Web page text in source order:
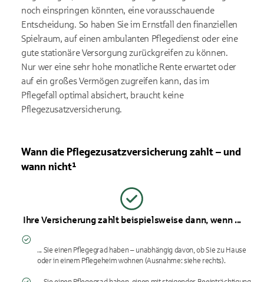
noch einspringen könnten, eine vorausschauende
Entscheidung. So haben Sie im Ernstfall den finanziellen
Spielraum, auf einen ambulanten Pflegedienst oder eine
gute stationäre Versorgung zurückgreifen zu können.
Nur wer eine sehr hohe monatliche Rente erwartet oder
auf ein großes Vermögen zugreifen kann, das im
Pflegefall optimal absichert, braucht keine
Pflegezusatzversicherung.
Wann die Pflegezusatzversicherung zahlt – und
wann nicht¹
Ihre Versicherung zahlt beispielsweise dann, wenn ...
... Sie einen Pflegegrad haben – unabhängig davon, ob Sie zu Hause
oder in einem Pflegeheim wohnen (Ausnahme: siehe rechts).